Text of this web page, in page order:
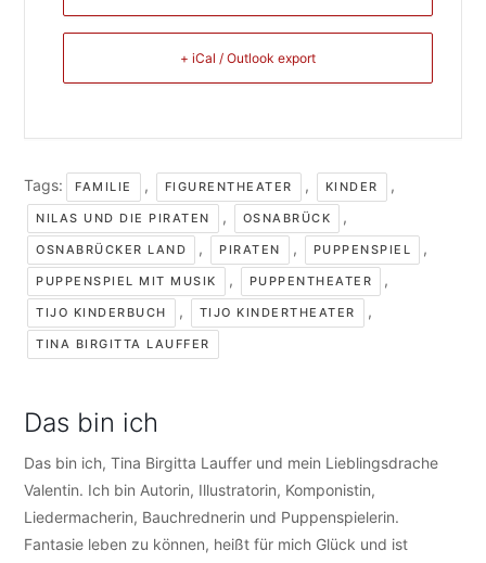
+ iCal / Outlook export
Tags: FAMILIE , FIGURENTHEATER , KINDER ,
NILAS UND DIE PIRATEN , OSNABRÜCK ,
OSNABRÜCKER LAND , PIRATEN , PUPPENSPIEL ,
PUPPENSPIEL MIT MUSIK , PUPPENTHEATER ,
TIJO KINDERBUCH , TIJO KINDERTHEATER ,
TINA BIRGITTA LAUFFER
Das bin ich
Das bin ich, Tina Birgitta Lauffer und mein Lieblingsdrache
Valentin. Ich bin Autorin, Illustratorin, Komponistin,
Liedermacherin, Bauchrednerin und Puppenspielerin.
Fantasie leben zu können, heißt für mich Glück und ist